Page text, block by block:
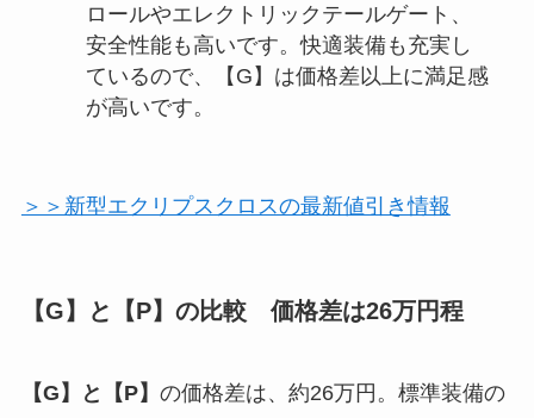
ロールやエレクトリックテールゲート、
安全性能も高いです。快適装備も充実し
ているので、【G】は価格差以上に満足感
が高いです。
＞＞新型エクリプスクロスの最新値引き情報
【G】と【P】の比較価格差は26万円程
【G】と【P】 の価格差は、約26万円。標準装備の